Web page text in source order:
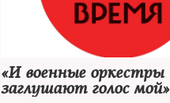
«И военные оркестры
заглушают голос мой»